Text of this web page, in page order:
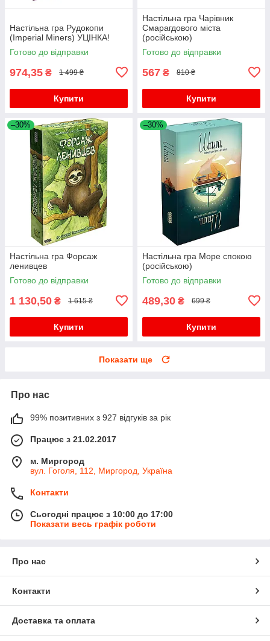
Настільна гра Рудокопи
(Imperial Miners) УЦІНКА!
Готово до відправки
974,35 ₴ 1 499 ₴
Купити
Настільна гра Чарівник
Смарагдового міста
(російською)
Готово до відправки
567 ₴ 810 ₴
Купити
–30%
Настільна гра Форсаж
ленивцев
Готово до відправки
1 130,50 ₴ 1 615 ₴
Купити
–30%
Настільна гра Море спокою
(російською)
Готово до відправки
489,30 ₴ 699 ₴
Купити
Показати ще
Про нас
99% позитивних з 927 відгуків за рік
Працює з 21.02.2017
м. Миргород
вул. Гоголя, 112, Миргород, Україна
Контакти
Сьогодні працює з 10:00 до 17:00
Показати весь графік роботи
Про нас
Контакти
Доставка та оплата